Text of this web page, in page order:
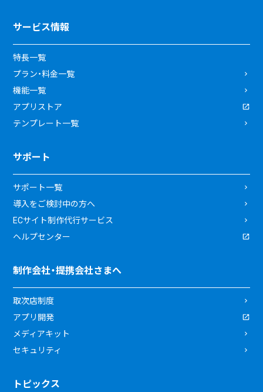
サービス情報
特長一覧
プラン・料金一覧
機能一覧
アプリストア
テンプレート一覧
サポート
サポート一覧
導入をご検討中の方へ
ECサイト制作代行サービス
ヘルプセンター
制作会社・提携会社さまへ
取次店制度
アプリ開発
メディアキット
セキュリティ
トピックス